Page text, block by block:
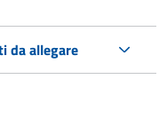
da allegare